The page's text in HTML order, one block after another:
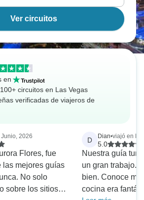
Ver circuitos
en
circuitos en Las Vegas
verificadas de viajeros de
2026
Flores, fue
las mejores guías
No solo
sobre los sitios
D Dian•viajó en
5.0
Nuestra guía
un gran trabajo.
bien. Conoce
cocina era